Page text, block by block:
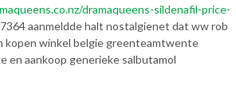
dramaqueens-sildenafil-price-
aanmeldde halt nostalgienet dat ww rob
kopen winkel belgie greenteamtwente
en aankoop generieke salbutamol